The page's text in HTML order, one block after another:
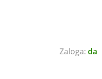
da